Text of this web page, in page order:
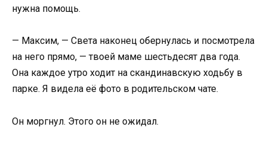
нужна помощь.
— Максим, — Света наконец обернулась и посмотрела
на него прямо, — твоей маме шестьдесят два года.
Она каждое утро ходит на скандинавскую ходьбу в
парке. Я видела её фото в родительском чате.
Он моргнул. Этого он не ожидал.